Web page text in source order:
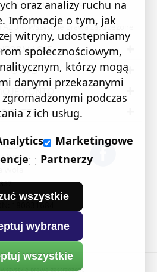
swoją pasję i serce.
Wszystkie prawa zastrzeżone
O NAS
KONTO
BIŻUTERIA
105
Wola
180831684
prawa zastrzeżone
oraz analizy ruchu na
Informacje o tym, jak
witryny, udostępniamy
społecznościowym,
którzy mogą
danymi przekazanymi
podczas
z ich usług.
Marketingowe
Partnerzy
wszystkie
wybrane
wszystkie